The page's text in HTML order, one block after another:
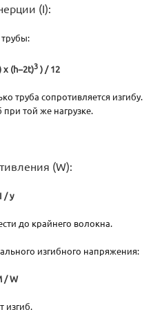
(I):
x (h−2t)3) / 12
труба сопротивляется изгибу.
той же нагрузке.
(W):
/ y
до крайнего волокна.
изгибного напряжения:
/ W
изгиб.